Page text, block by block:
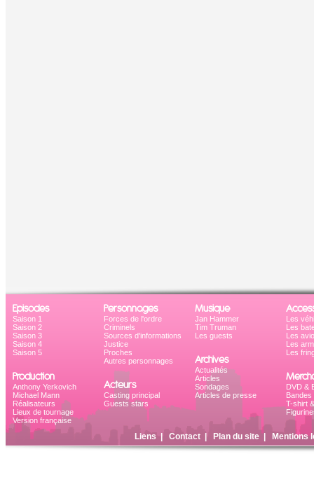
Episodes
Saison 1
Saison 2
Saison 3
Saison 4
Saison 5
Production
Anthony Yerkovich
Michael Mann
Réalisateurs
Lieux de tournage
Version française
Personnages
Forces de l'ordre
Criminels
Sources d'informations
Justice
Proches
Autres personnages
Acteurs
Casting principal
Guests stars
Musique
Jan Hammer
Tim Truman
Les guests
Archives
Actualités
Articles
Sondages
Articles de presse
Les
Les
Les
Les
Les
DVD &
Bandes
T-shirt
Liens Contact| Plan du site| Mentions